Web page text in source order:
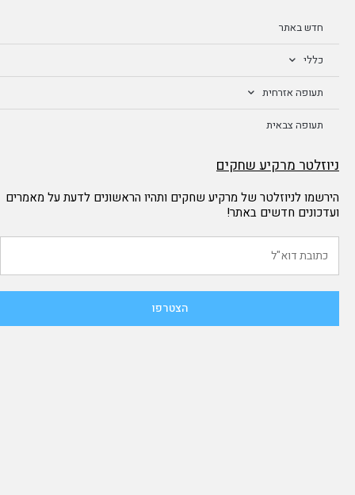
חדש באתר
כללי
תעופה אזרחית
תעופה צבאית
ניוזלטר מרקיע שחקים
הירשמו לניוזלטר של מרקיע שחקים ותהיו הראשונים לדעת על מאמרים
ועדכונים חדשים באתר!